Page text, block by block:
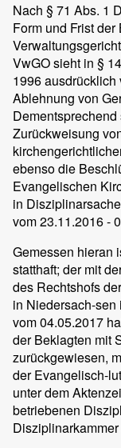
Nach § 71 Abs. 1
Form und Frist
VwGO sieht in §
1996
Ablehnung von
Zurückweisung
ebenso die
Evangelischen
in
vom 23.11.2016 -
Gemessen hieran
statthaft; der mit
des Rechtshofs
in Niedersach-sen
vom 04.05.2017
der Beklagten mit
zurückgewiesen,
der Evangelisch-
unter dem
betriebenen